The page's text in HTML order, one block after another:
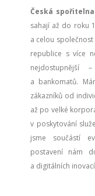
Česká
sahají až do roku
a celou společnost
republice s více
nejdostupnější
a bankomatů.
zákazníků od
až po velké
v poskytování
jsme součástí
postavení nám
a digitálních